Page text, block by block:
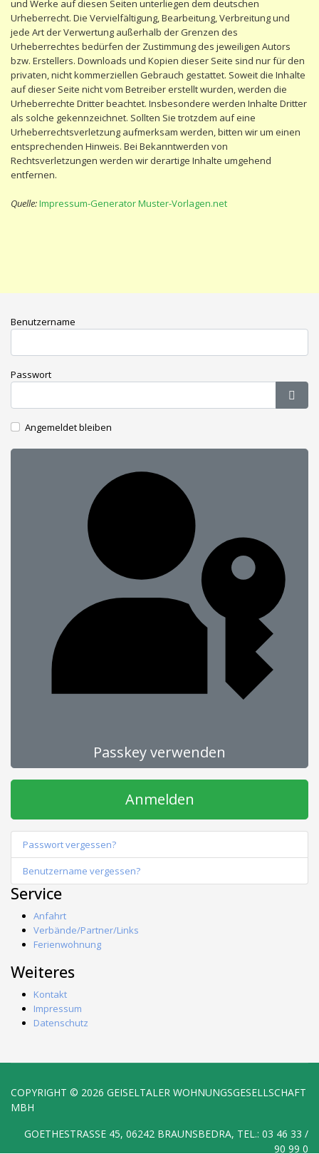
und Werke auf diesen Seiten unterliegen dem deutschen
Urheberrecht. Die Vervielfältigung, Bearbeitung, Verbreitung und
jede Art der Verwertung außerhalb der Grenzen des
Urheberrechtes bedürfen der Zustimmung des jeweiligen Autors
bzw. Erstellers. Downloads und Kopien dieser Seite sind nur für den
privaten, nicht kommerziellen Gebrauch gestattet. Soweit die Inhalte
auf dieser Seite nicht vom Betreiber erstellt wurden, werden die
Urheberrechte Dritter beachtet. Insbesondere werden Inhalte Dritter
als solche gekennzeichnet. Sollten Sie trotzdem auf eine
Urheberrechtsverletzung aufmerksam werden, bitten wir um einen
entsprechenden Hinweis. Bei Bekanntwerden von
Rechtsverletzungen werden wir derartige Inhalte umgehend
entfernen.
Quelle:Impressum-Generator Muster-Vorlagen.net
Benutzername
Passwort
Angemeldet bleiben
Passkey verwenden
Anmelden
Passwort vergessen?
Benutzername vergessen?
Service
Anfahrt
Verbände/Partner/Links
Ferienwohnung
Weiteres
Kontakt
Impressum
Datenschutz
COPYRIGHT © 2026 GEISELTALER WOHNUNGSGESELLSCHAFT
MBH
GOETHESTRASSE 45, 06242 BRAUNSBEDRA, TEL.: 03 46 33 / 9
0 99 0